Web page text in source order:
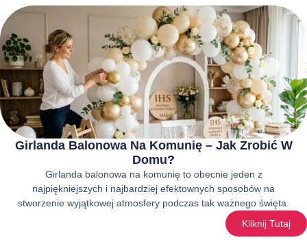
Girlanda Balonowa Na Komunię – Jak Zrobić W
Domu?
Girlanda balonowa na komunię to obecnie jeden z
najpiękniejszych i najbardziej efektownych sposobów na
stworzenie wyjątkowej atmosfery podczas tak ważnego święta.
Kliknij Tutaj